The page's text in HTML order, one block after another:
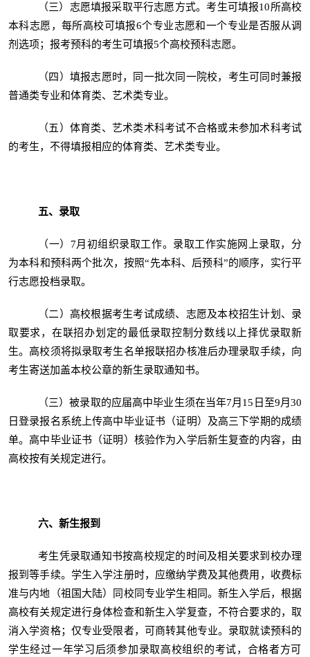
（三）志愿填报采取平行志愿方式。考生可填报10所高校
本科志愿，每所高校可填报6个专业志愿和一个专业是否服从调
剂选项；报考预科的考生可填报5个高校预科志愿。
（四）填报志愿时，同一批次同一院校，考生可同时兼报
普通类专业和体育类、艺术类专业。
（五）体育类、艺术类术科考试不合格或未参加术科考试
的考生，不得填报相应的体育类、艺术类专业。
五、录取
（一）7月初组织录取工作。录取工作实施网上录取，分
为本科和预科两个批次，按照“先本科、后预科”的顺序，实行平
行志愿投档录取。
（二）高校根据考生考试成绩、志愿及本校招生计划、录
取要求，在联招办划定的最低录取控制分数线以上择优录取新
生。高校须将拟录取考生名单报联招办核准后办理录取手续，向
考生寄送加盖本校公章的新生录取通知书。
（三）被录取的应届高中毕业生须在当年7月15日至9月30
日登录报名系统上传高中毕业证书（证明）及高三下学期的成绩
单。高中毕业证书（证明）核验作为入学后新生复查的内容，由
高校按有关规定进行。
六、新生报到
考生凭录取通知书按高校规定的时间及相关要求到校办理
报到等手续。学生入学注册时，应缴纳学费及其他费用，收费标
准与内地（祖国大陆）同校同专业学生相同。新生入学后，根据
高校有关规定进行身体检查和新生入学复查，不符合要求的，取
消入学资格；仅专业受限者，可商转其他专业。录取就读预科的
学生经过一年学习后须参加录取高校组织的考试，合格者方可